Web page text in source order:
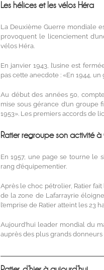
Les hélices et les vélos Héra
La Deuxième Guerre mondiale
provoquent le licenciement
vélos Héra.
En janvier 1943, l’usine est
pas cette anecdote : «En 1944,
Au début des années 50,
mise sous gérance d’un groupe
1953». Les premiers accords de
Ratier regroupe son activité à
En 1957, une page se tourne le
rang d’équipementier.
Après le choc pétrolier, Ratier fait
de la zone de Lafarrayrie
l’emprise de Ratier atteint les 23 ha.
Aujourd’hui leader mondial du
auprès des plus grands donneurs